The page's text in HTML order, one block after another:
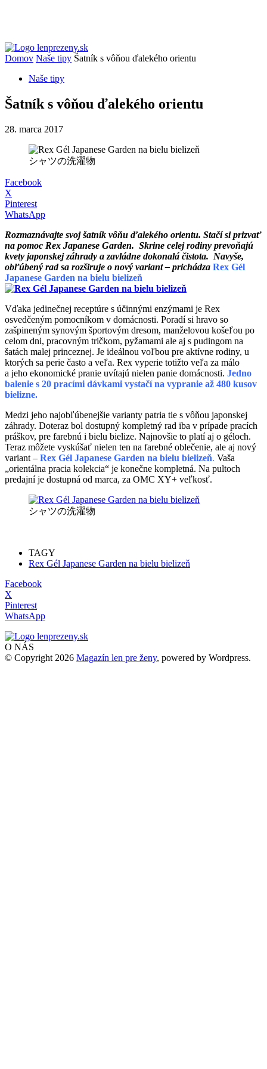
Domov Naše tipy Šatník s vôňou ďalekého orientu
Naše tipy
Šatník s vôňou ďalekého orientu
28. marca 2017
シャツの洗濯物
Facebook
X
Pinterest
WhatsApp
Rozmaznávajte svoj šatník vôňu ďalekého orientu. Stačí si prizvať
na pomoc Rex Japanese Garden. Skrine celej rodiny prevoňajú
kvety japonskej záhrady a zavládne dokonalá čistota. Navyše,
obľúbený rad sa rozširuje o nový variant – prichádza Rex Gél
Japanese Garden na bielu bielizeň
Vďaka jedinečnej receptúre s účinnými enzýmami je Rex
osvedčeným pomocníkom v domácnosti. Poradí si hravo so
zašpineným synovým športovým dresom, manželovou košeľou po
celom dni, pracovným tričkom, pyžamami ale aj s pudingom na
šatách malej princeznej. Je ideálnou voľbou pre aktívne rodiny, u
ktorých sa perie často a veľa. Rex vyperie totižto veľa za málo
a jeho ekonomické pranie uvítajú nielen panie domácnosti. Jedno
balenie s 20 pracími dávkami vystačí na vypranie až 480 kusov
bielizne.
Medzi jeho najobľúbenejšie varianty patria tie s vôňou japonskej
záhrady. Doteraz bol dostupný kompletný rad iba v prípade pracích
práškov, pre farebnú i bielu bielize. Najnovšie to platí aj o géloch.
Teraz môžete vyskúšať nielen ten na farebné oblečenie, ale aj nový
variant – Rex Gél Japanese Garden na bielu bielizeň. Vaša
„orientálna pracia kolekcia“ je konečne kompletná. Na pultoch
predajní je dostupná od marca, za OMC XY+ veľkosť.
シャツの洗濯物
TAGY
Rex Gél Japanese Garden na bielu bielizeň
Facebook
X
Pinterest
WhatsApp
O NÁS
© Copyright 2026 Magazín len pre ženy, powered by Wordpress.